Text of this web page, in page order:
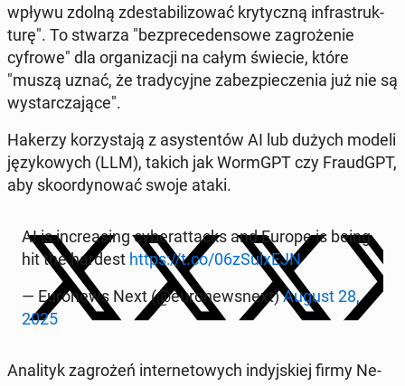
wpływu zdolną zde­sta­bi­li­zo­wać kry­tycz­ną in­fra­struk­
tu­rę". To stwarza "bez­pre­ce­den­so­we za­gro­że­nie
cyfrowe" dla or­ga­ni­za­cji na całym świecie, które
"muszą uznać, że tra­dy­cyj­ne za­bez­pie­cze­nia już nie są
wy­star­cza­ją­ce".
Hakerzy ko­rzy­sta­ją z asy­sten­tów AI lub dużych modeli
ję­zy­ko­wych (LLM), takich jak WormGPT czy FraudGPT,
aby sko­or­dy­no­wać swoje ataki.
AI is in­cre­asing cy­be­rat­tacks and Europe is being
hit the hardest https://t.co/06zSu­lxEJN
— Eu­ro­news Next (@eu­ro­new­snext)August 28,
2025
Ana­li­tyk za­gro­żeń in­ter­ne­to­wych in­dyj­skiej firmy Ne­